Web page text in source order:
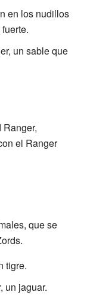
en los nudillos
un sable que
el Ranger
que se
tigre.
un jaguar.